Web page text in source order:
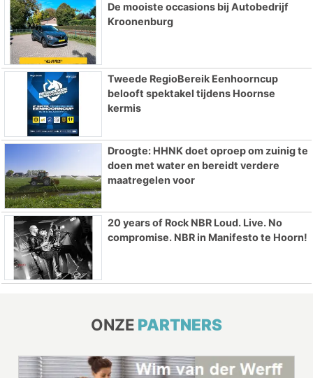
De mooiste occasions bij Autobedrijf
Kroonenburg
Tweede RegioBereik Eenhoorncup
belooft spektakel tijdens Hoornse
kermis
Droogte: HHNK doet oproep om zuinig te
doen met water en bereidt verdere
maatregelen voor
20 years of Rock NBR Loud. Live. No
compromise. NBR in Manifesto te Hoorn!
ONZE PARTNERS